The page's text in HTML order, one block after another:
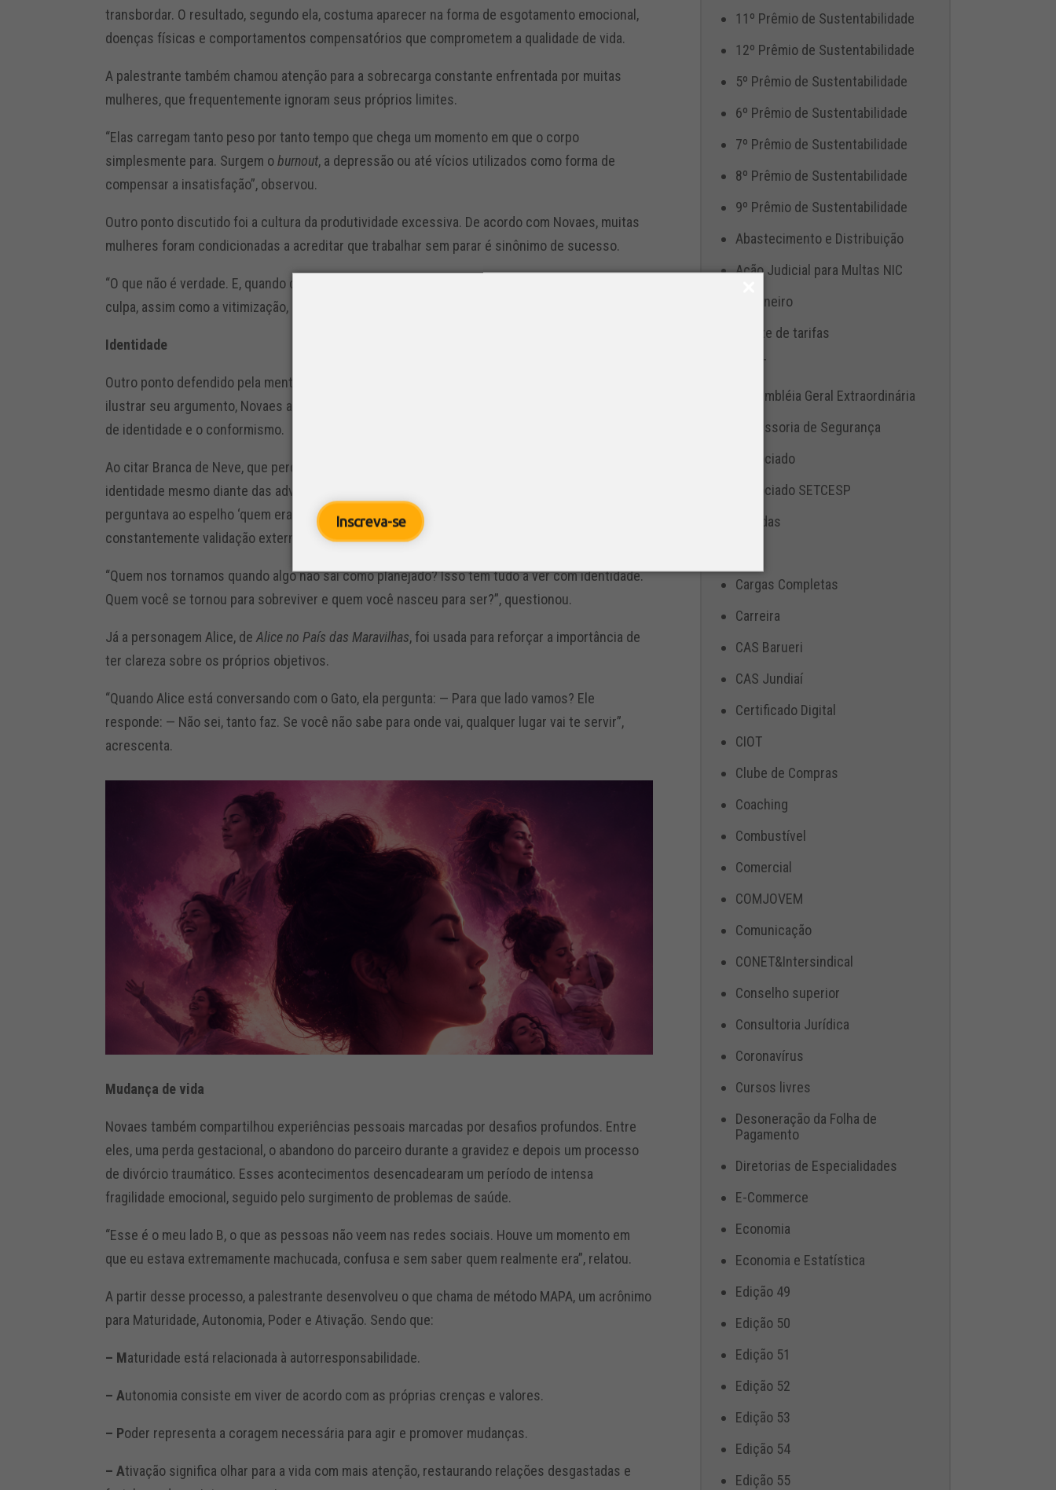
Inscreva-se
transbordar. O resultado, segundo ela, costuma aparecer na forma de esgotamento emocional,
doenças físicas e comportamentos compensatórios que comprometem a qualidade de vida.
A palestrante também chamou atenção para a sobrecarga constante enfrentada por muitas
mulheres, que frequentemente ignoram seus próprios limites.
“Elas carregam tanto peso por tanto tempo que chega um momento em que o corpo
simplesmente para. Surgem oburnout, a depressão ou até vícios utilizados como forma de
compensar a insatisfação”, observou.
Outro ponto discutido foi a cultura da produtividade excessiva. De acordo com Novaes, muitas
mulheres foram condicionadas a acreditar que trabalhar sem parar é sinônimo de sucesso.
“O que não é verdade. E, quando descansam, mesmo que de forma forçada, sentem culpa. A
culpa, assim como a vitimização, paralisa”, destacou.
Identidade
Outro ponto defendido pela mentora é que a gente vive o que acredita que merece viver. Para
ilustrar seu argumento, Novaes apresenta dois contos da literatura infantil para ilustrar a perda
de identidade e o conformismo.
Ao citar Branca de Neve, que perdeu a mãe, ela destacou a importância de manter a própria
identidade mesmo diante das adversidades. Em contraste, utilizou a figura da madrasta que
perguntava ao espelho ‘quem era a mais bela do reino’, representando os riscos de buscar
constantemente validação externa.
“Quem nos tornamos quando algo não sai como planejado? Isso tem tudo a ver com identidade.
Quem você se tornou para sobreviver e quem você nasceu para ser?”, questionou.
Já a personagem Alice, deAlice no País das Maravilhas, foi usada para reforçar a importância de
ter clareza sobre os próprios objetivos.
“Quando Alice está conversando com o Gato, ela pergunta: — Para que lado vamos? Ele
responde: — Não sei, tanto faz. Se você não sabe para onde vai, qualquer lugar vai te servir”,
acrescenta.
Mudança de vida
Novaes também compartilhou experiências pessoais marcadas por desafios profundos. Entre
eles, uma perda gestacional, o abandono do parceiro durante a gravidez e depois um processo
de divórcio traumático. Esses acontecimentos desencadearam um período de intensa
fragilidade emocional, seguido pelo surgimento de problemas de saúde.
“Esse é o meu lado B, o que as pessoas não veem nas redes sociais. Houve um momento em
que eu estava extremamente machucada, confusa e sem saber quem realmente era”, relatou.
A partir desse processo, a palestrante desenvolveu o que chama de método MAPA, um acrônimo
para Maturidade, Autonomia, Poder e Ativação. Sendo que:
– Maturidade está relacionada à autorresponsabilidade.
– Autonomia consiste em viver de acordo com as próprias crenças e valores.
– Poder representa a coragem necessária para agir e promover mudanças.
– Ativação significa olhar para a vida com mais atenção, restaurando relações desgastadas e
11º Prêmio de Sustentabilidade
12º Prêmio de Sustentabilidade
5º Prêmio de Sustentabilidade
6º Prêmio de Sustentabilidade
7º Prêmio de Sustentabilidade
8º Prêmio de Sustentabilidade
9º Prêmio de Sustentabilidade
Abastecimento e Distribuição
Ação Judicial para Multas NIC
Aduaneiro
Ajuste de tarifas
ANTT
Assembléia Geral Extraordinária
Assessoria de Segurança
Associado
Associado SETCESP
Bebidas
Cargas Completas
Carreira
CAS Barueri
CAS Jundiaí
Certificado Digital
CIOT
Clube de Compras
Coaching
Combustível
Comercial
COMJOVEM
Comunicação
CONET&Intersindical
Conselho superior
Consultoria Jurídica
Coronavírus
Cursos livres
Desoneração da Folha de
Pagamento
Diretorias de Especialidades
E-Commerce
Economia
Economia e Estatística
Edição 49
Edição 50
Edição 51
Edição 52
Edição 53
Edição 54
Edição 55